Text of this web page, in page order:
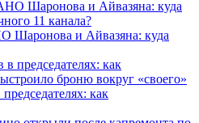
Шаронова и Айвазяна: куда
как